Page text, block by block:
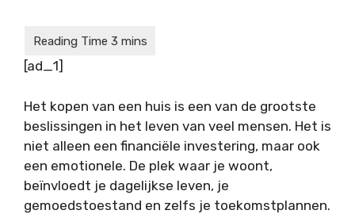
[ad_1]
Het kopen van een huis is een van de grootste
beslissingen in het leven van veel mensen. Het is
niet alleen een financiële investering, maar ook
een emotionele. De plek waar je woont,
beïnvloedt je dagelijkse leven, je
gemoedstoestand en zelfs je toekomstplannen.